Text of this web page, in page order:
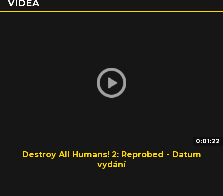
VIDEA
0:01:22
Destroy All Humans! 2: Reprobed - Datum
vydání